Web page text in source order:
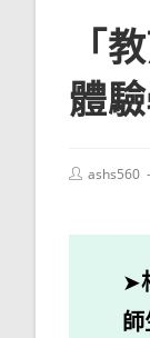
「
體
Postashs560
➤